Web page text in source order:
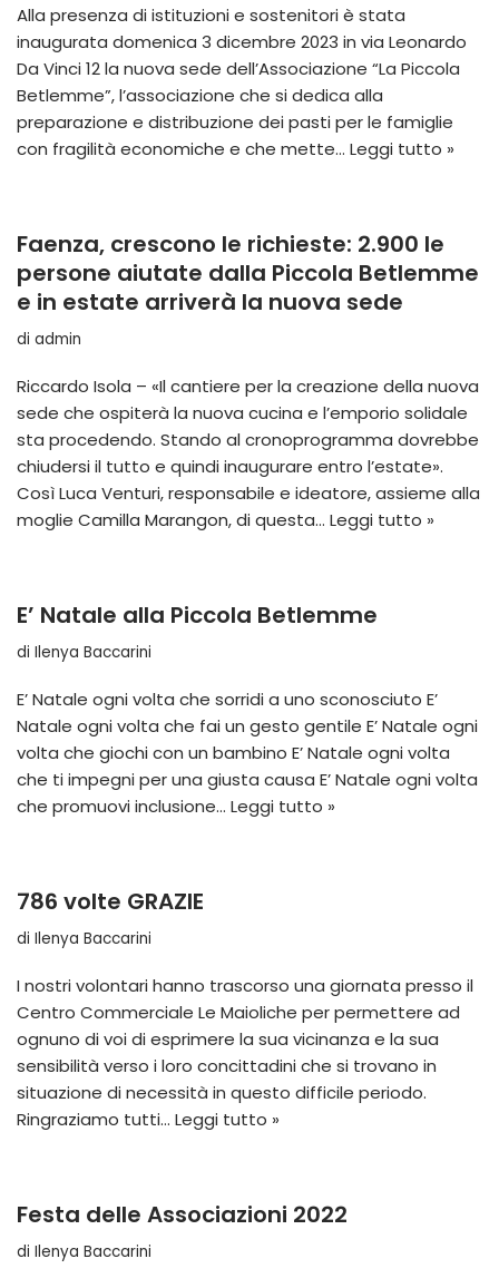
Alla presenza di istituzioni e sostenitori è stata
inaugurata domenica 3 dicembre 2023 in via Leonardo
Da Vinci 12 la nuova sede dell’Associazione “La Piccola
Betlemme”, l’associazione che si dedica alla
preparazione e distribuzione dei pasti per le famiglie
con fragilità economiche e che mette… Leggi tutto »
Faenza, crescono le richieste: 2.900 le
persone aiutate dalla Piccola Betlemme
e in estate arriverà la nuova sede
di admin
Riccardo Isola – «Il cantiere per la creazione della nuova
sede che ospiterà la nuova cucina e l’emporio solidale
sta procedendo. Stando al cronoprogramma dovrebbe
chiudersi il tutto e quindi inaugurare entro l’estate».
Così Luca Venturi, responsabile e ideatore, assieme alla
moglie Camilla Marangon, di questa… Leggi tutto »
E’ Natale alla Piccola Betlemme
di Ilenya Baccarini
E’ Natale ogni volta che sorridi a uno sconosciuto E’
Natale ogni volta che fai un gesto gentile E’ Natale ogni
volta che giochi con un bambino E’ Natale ogni volta
che ti impegni per una giusta causa E’ Natale ogni volta
che promuovi inclusione… Leggi tutto »
786 volte GRAZIE
di Ilenya Baccarini
I nostri volontari hanno trascorso una giornata presso il
Centro Commerciale Le Maioliche per permettere ad
ognuno di voi di esprimere la sua vicinanza e la sua
sensibilità verso i loro concittadini che si trovano in
situazione di necessità in questo difficile periodo.
Ringraziamo tutti… Leggi tutto »
Festa delle Associazioni 2022
di Ilenya Baccarini